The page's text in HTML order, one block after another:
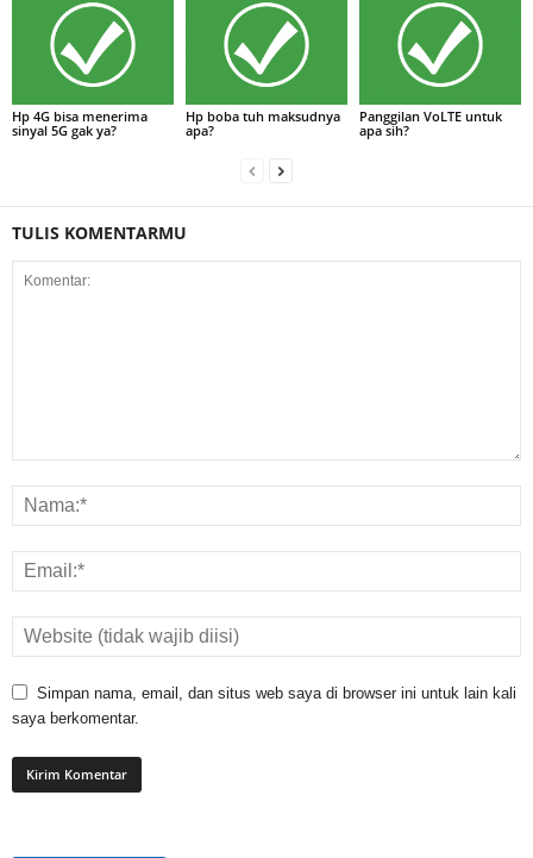
Hp 4G bisa menerima
sinyal 5G gak ya?
Hp boba tuh maksudnya
apa?
Panggilan VoLTE untuk
apa sih?
TULIS KOMENTARMU
Simpan nama, email, dan situs web saya di browser ini untuk lain kali
saya berkomentar.